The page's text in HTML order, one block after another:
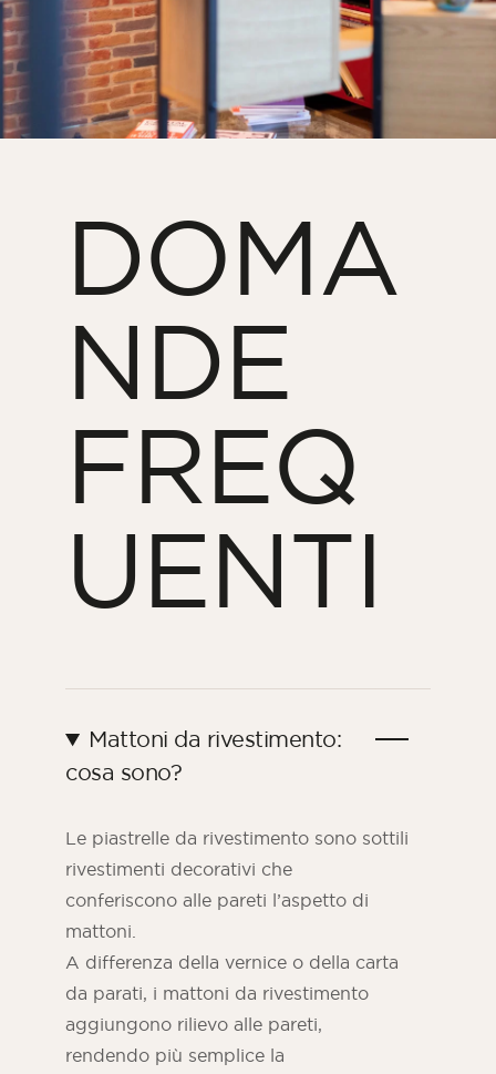
DOMA
NDE
FREQ
UENTI
Mattoni da rivestimento:
cosa sono?
Le piastrelle da rivestimento sono sottili
rivestimenti decorativi che
conferiscono alle pareti l’aspetto di
mattoni.
A differenza della vernice o della carta
da parati, i mattoni da rivestimento
aggiungono rilievo alle pareti,
rendendo più semplice la